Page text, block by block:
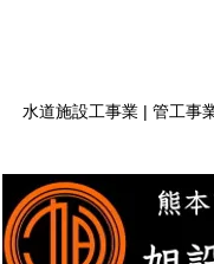
水道施設工事業 | 管工事